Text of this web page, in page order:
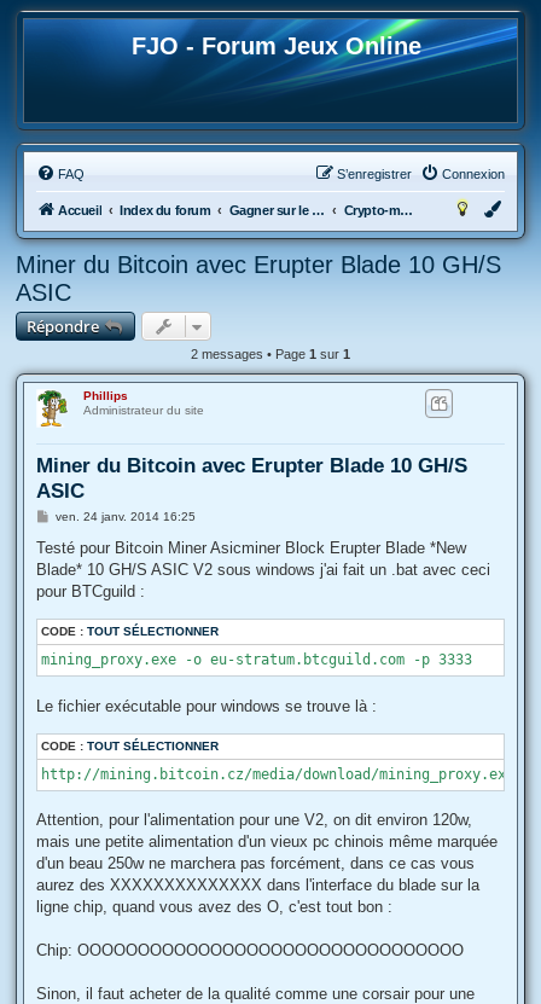
FJO - Forum Jeux Online
FAQ Connexion
S’enregistrer
Accueil Index du forum Gagner sur le Web Crypto-monnaies
Miner du Bitcoin avec Erupter Blade 10 GH/S
ASIC
Répondre
2 messages • Page 1 sur 1
Phillips
Administrateur du site
Miner du Bitcoin avec Erupter Blade 10 GH/S
ASIC
M
s
a
g
ven. 24 janv. 2014 16:25
Testé pour Bitcoin Miner Asicminer Block Erupter Blade *New
Blade* 10 GH/S ASIC V2 sous windows j'ai fait un .bat avec ceci
pour BTCguild :
CODE : TOUT SÉLECTIONNER
mining_proxy.exe -o eu-stratum.btcguild.com -p 3333
Le fichier exécutable pour windows se trouve là :
CODE : TOUT SÉLECTIONNER
http://mining.bitcoin.cz/media/download/mining_proxy.exe
Attention, pour l'alimentation pour une V2, on dit environ 120w,
mais une petite alimentation d'un vieux pc chinois même marquée
d'un beau 250w ne marchera pas forcément, dans ce cas vous
aurez des XXXXXXXXXXXXXX dans l'interface du blade sur la
ligne chip, quand vous avez des O, c'est tout bon :
Chip: OOOOOOOOOOOOOOOOOOOOOOOOOOOOOOOO
Sinon, il faut acheter de la qualité comme une corsair pour une